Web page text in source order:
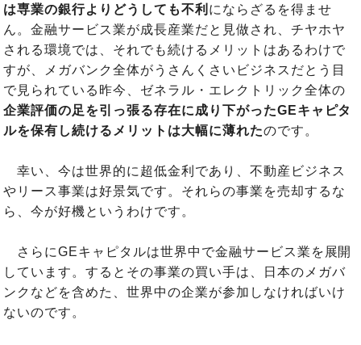
は専業の銀行よりどうしても不利 にならざるを得ませ
ん。金融サービス業が成長産業だと見做され、チヤホヤ
される環境では、それでも続けるメリットはあるわけで
すが、メガバンク全体がうさんくさいビジネスだとう目
で見られている昨今、ゼネラル・エレクトリック全体の
企業評価の足を引っ張る存在に成り下がったGEキャピタ
ルを保有し続けるメリットは大幅に薄れたのです。
幸い、今は世界的に超低金利であり、不動産ビジネス
やリース事業は好景気です。それらの事業を売却するな
ら、今が好機というわけです。
さらにGEキャピタルは世界中で金融サービス業を展開
しています。するとその事業の買い手は、日本のメガバ
ンクなどを含めた、世界中の企業が参加しなければいけ
ないのです。